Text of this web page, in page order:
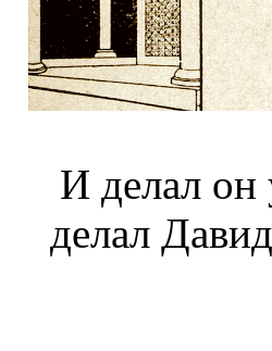
И делал он
делал